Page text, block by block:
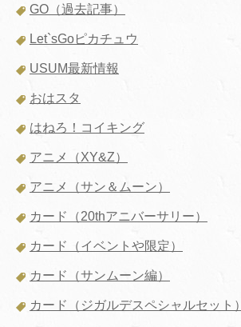
GO（過去記事）
Let`sGoピカチュウ
USUM最新情報
おはスタ
はねろ！コイキング
アニメ（XY&Z）
アニメ（サン＆ムーン）
カード（20thアニバーサリー）
カード（イベントや限定）
カード（サンムーン編）
カード（ジガルデスペシャルセット）